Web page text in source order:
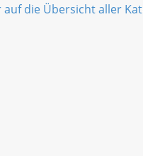
auf die Übersicht aller